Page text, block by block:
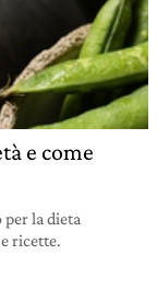
e come
la dieta
ricette.